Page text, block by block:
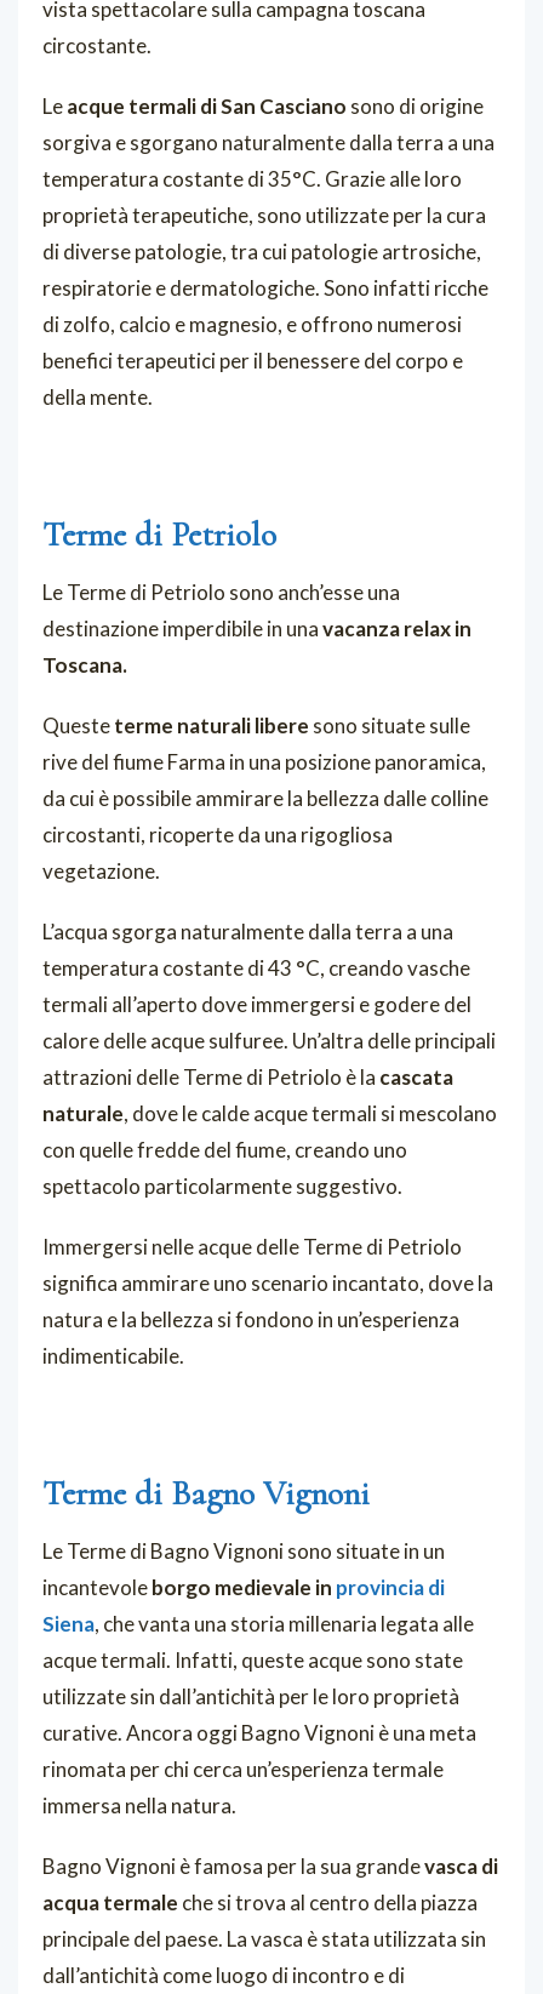
vista spettacolare sulla campagna toscana
circostante.
Leacque termali di San Casciano sono di origine
sorgiva e sgorgano naturalmente dalla terra a una
temperatura costante di 35°C. Grazie alle loro
proprietà terapeutiche, sono utilizzate per la cura
di diverse patologie, tra cui patologie artrosiche,
respiratorie e dermatologiche. Sono infatti ricche
di zolfo, calcio e magnesio, e offrono numerosi
benefici terapeutici per il benessere del corpo e
della mente.
Terme di Petriolo
Le Terme di Petriolo sono anch’esse una
destinazione imperdibile in unavacanza relax in
Toscana.
Questeterme naturali libere sono situate sulle
rive del fiume Farma in una posizione panoramica,
da cui è possibile ammirare la bellezza dalle colline
circostanti, ricoperte da una rigogliosa
vegetazione.
L’acqua sgorga naturalmente dalla terra a una
temperatura costante di 43 °C, creando vasche
termali all’aperto dove immergersi e godere del
calore delle acque sulfuree. Un’altra delle principali
attrazioni delle Terme di Petriolo è la cascata
naturale, dove le calde acque termali si mescolano
con quelle fredde del fiume, creando uno
spettacolo particolarmente suggestivo.
Immergersi nelle acque delle Terme di Petriolo
significa ammirare uno scenario incantato, dove la
natura e la bellezza si fondono in un’esperienza
indimenticabile.
Terme di Bagno Vignoni
Le Terme di Bagno Vignoni sono situate in un
incantevoleborgo medievale in provincia di
Siena, che vanta una storia millenaria legata alle
acque termali. Infatti, queste acque sono state
utilizzate sin dall’antichità per le loro proprietà
curative. Ancora oggi Bagno Vignoni è una meta
rinomata per chi cerca un’esperienza termale
immersa nella natura.
Bagno Vignoni è famosa per la sua grandevasca di
acqua termale che si trova al centro della piazza
principale del paese. La vasca è stata utilizzata sin
dall’antichità come luogo di incontro e di